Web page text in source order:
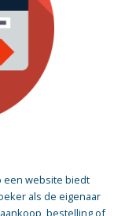
een website biedt
als de eigenaar
bestelling of